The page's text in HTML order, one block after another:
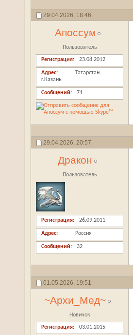
29.04.2026, 18:46
Апоссум
Пользователь
Регистрация 23.08.2012
Адрес
Татарстан.
г.Казань
Сообщений 71
29.04.2026, 20:57
Дракон
Пользователь
Регистрация 26.09.2011
Адрес Россия
Сообщений 32
01.05.2026, 19:51
~Архи_Мед~
Новичок
Регистрация 03.01.2015